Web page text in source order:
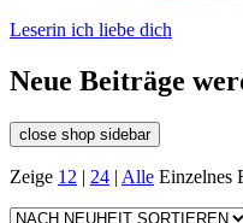
Leserin ich liebe dich
Neue Beiträge
close shop sidebar
Zeige 12 | 24 | Alle Einzelnes